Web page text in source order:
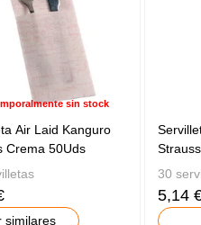
sin stock
Air Laid Kanguro
Crema 50Uds
similares
30
5,14